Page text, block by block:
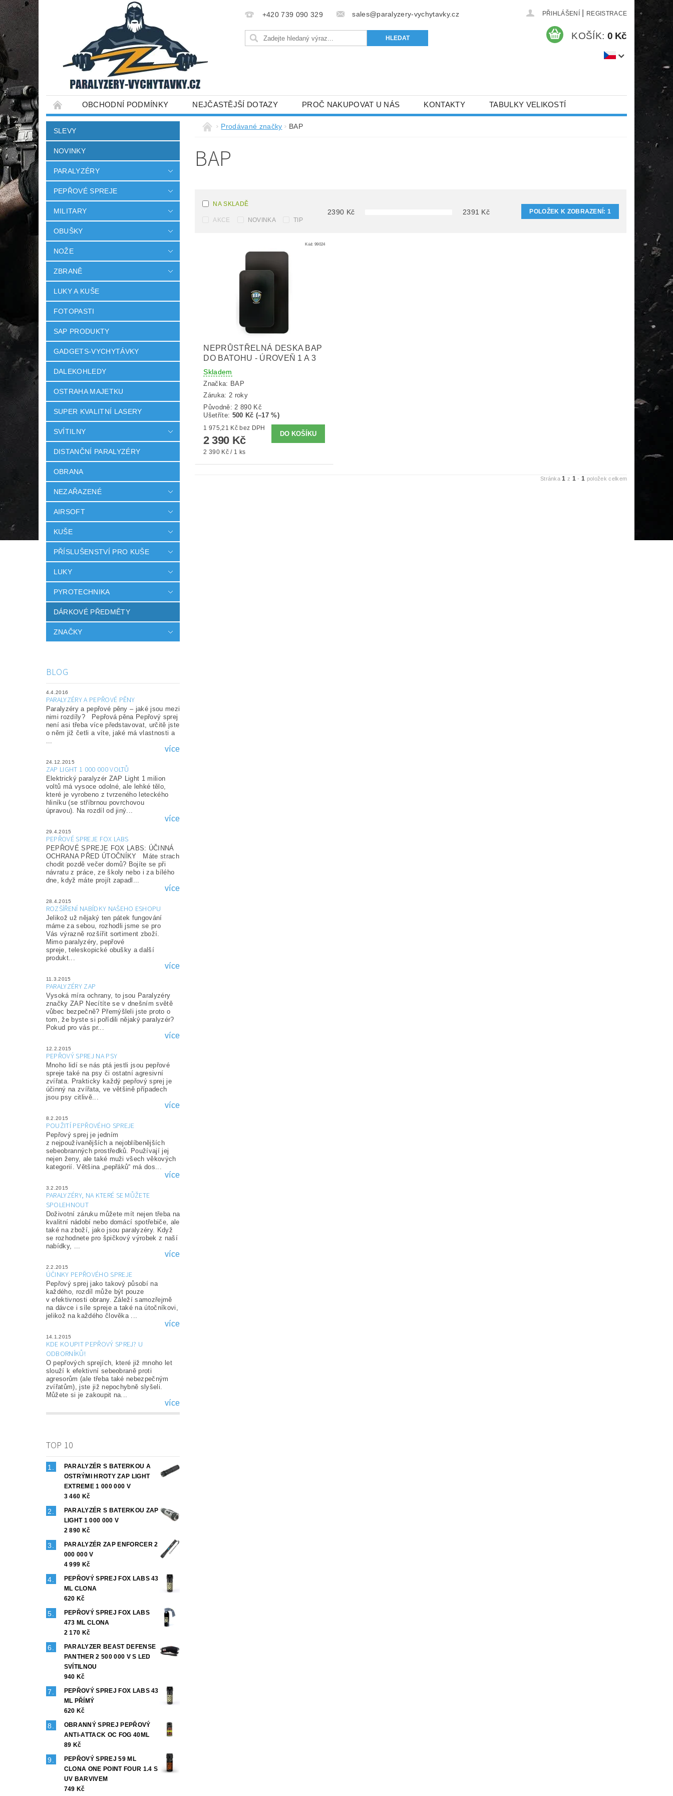
+420 739 090 329 sales@paralyzery-vychytavky.cz PŘIHLÁŠENÍ REGISTRACE
KOŠÍK: 0 Kč
OBCHODNÍ PODMÍNKY NEJČASTĚJŠÍ DOTAZY PROČ NAKUPOVAT U NÁS KONTAKTY TABULKY VELIKOSTÍ
SLEVY
NOVINKY
PARALYZÉRY
PEPŘOVÉ SPREJE
MILITARY
OBUŠKY
NOŽE
ZBRANĚ
LUKY A KUŠE
FOTOPASTI
SAP PRODUKTY
GADGETS-VYCHYTÁVKY
DALEKOHLEDY
OSTRAHA MAJETKU
SUPER KVALITNÍ LASERY
SVÍTILNY
DISTANČNÍ PARALYZÉRY
OBRANA
NEZAŘAZENÉ
AIRSOFT
KUŠE
PŘÍSLUŠENSTVÍ PRO KUŠE
LUKY
PYROTECHNIKA
DÁRKOVÉ PŘEDMĚTY
ZNAČKY
BLOG
4.4.2016
PARALYZÉRY A PEPŘOVÉ PĚNY
Paralyzéry a pepřové pěny – jaké jsou mezi
nimi rozdíly? Pepřová pěna Pepřový sprej
není asi třeba více představovat, určitě jste
o něm již četli a víte, jaké má vlastnosti a
...
více
24.12.2015
ZAP LIGHT 1 000 000 VOLTŮ
Elektrický paralyzér ZAP Light 1 milion
voltů má vysoce odolné, ale lehké tělo,
které je vyrobeno z tvrzeného leteckého
hliníku (se stříbrnou povrchovou
úpravou). Na rozdíl od jiný...
více
29.4.2015
PEPŘOVÉ SPREJE FOX LABS
PEPŘOVÉ SPREJE FOX LABS: ÚČINNÁ
OCHRANA PŘED ÚTOČNÍKY Máte strach
chodit pozdě večer domů? Bojíte se při
návratu z práce, ze školy nebo i za bílého
dne, když máte projít zapadl...
více
28.4.2015
ROZŠÍŘENÍ NABÍDKY NAŠEHO ESHOPU
Jelikož už nějaký ten pátek fungování
máme za sebou, rozhodli jsme se pro
Vás výrazně rozšířit sortiment zboží.
Mimo paralyzéry, pepřové
spreje, teleskopické obušky a další
produkt...
více
11.3.2015
PARALYZÉRY ZAP
Vysoká míra ochrany, to jsou Paralyzéry
značky ZAP Necítíte se v dnešním světě
vůbec bezpečně? Přemýšleli jste proto o
tom, že byste si pořídili nějaký paralyzér?
Pokud pro vás pr...
více
12.2.2015
PEPŘOVÝ SPREJ NA PSY
Mnoho lidí se nás ptá jestli jsou pepřové
spreje také na psy či ostatní agresivní
zvířata. Prakticky každý pepřový sprej je
účinný na zvířata, ve většině případech
jsou psy citlivě...
více
8.2.2015
POUŽITÍ PEPŘOVÉHO SPREJE
Pepřový sprej je jedním
z nejpoužívanějších a nejoblíbenějších
sebeobranných prostředků. Používají jej
nejen ženy, ale také muži všech věkových
kategorií. Většina „pepřáků“ má dos...
více
3.2.2015
PARALYZÉRY, NA KTERÉ SE MŮŽETE
SPOLEHNOUT
Doživotní záruku můžete mít nejen třeba na
kvalitní nádobí nebo domácí spotřebiče, ale
také na zboží, jako jsou paralyzéry. Když
se rozhodnete pro špičkový výrobek z naší
nabídky, ...
více
2.2.2015
ÚČINKY PEPŘOVÉHO SPREJE
Pepřový sprej jako takový působí na
každého, rozdíl může být pouze
v efektivnosti obrany. Záleží samozřejmě
na dávce i síle spreje a také na útočníkovi,
jelikož na každého člověka ...
více
14.1.2015
KDE KOUPIT PEPŘOVÝ SPREJ? U
ODBORNÍKŮ!
O pepřových sprejích, které již mnoho let
slouží k efektivní sebeobraně proti
agresorům (ale třeba také nebezpečným
zvířatům), jste již nepochybně slyšeli.
Můžete si je zakoupit na...
více
TOP 10
PARALYZÉR S BATERKOU A
OSTRÝMI HROTY ZAP LIGHT
EXTREME 1 000 000 V
3 460 Kč
PARALYZÉR S BATERKOU ZAP
LIGHT 1 000 000 V
2 890 Kč
PARALYZÉR ZAP ENFORCER 2
000 000 V
4 999 Kč
PEPŘOVÝ SPREJ FOX LABS 43
ML CLONA
620 Kč
PEPŘOVÝ SPREJ FOX LABS
473 ML CLONA
2 170 Kč
PARALYZER BEAST DEFENSE
PANTHER 2 500 000 V S LED
SVÍTILNOU
940 Kč
PEPŘOVÝ SPREJ FOX LABS 43
ML PŘÍMÝ
620 Kč
OBRANNÝ SPREJ PEPŘOVÝ
ANTI-ATTACK OC FOG 40ML
89 Kč
PEPŘOVÝ SPREJ 59 ML
CLONA ONE POINT FOUR 1.4 S
UV BARVIVEM
749 Kč
Prodávané značky BAP
BAP
NA SKLADĚ
AKCE NOVINKA TIP
2390 Kč 2391 Kč POLOŽEK K ZOBRAZENÍ:1
Kód: 99024
NEPRŮSTŘELNÁ DESKA BAP
DO BATOHU - ÚROVEŇ 1 A 3
Skladem
Značka: BAP
Záruka: 2 roky
Původně: 2 890 Kč
Ušetříte: 500 Kč (–17 %)
1 975,21 Kč bez DPH
2 390 Kč
2 390 Kč / 1 ks
Stránka1 z 1 -1 položek celkem